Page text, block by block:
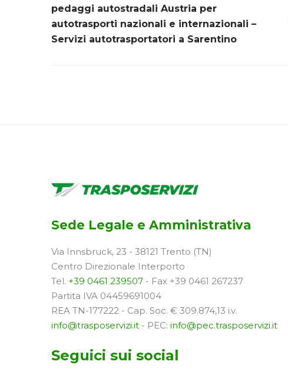
pedaggi autostradali Austria per
autotrasporti nazionali e internazionali –
Servizi autotrasportatori a Sarentino
Sede Legale e Amministrativa
Via Innsbruck, 23 - 38121 Trento (TN)
Centro Direzionale Interporto
Tel. +39 0461 239507 - Fax +39 0461 267237
Partita IVA 04459691004
REA TN-177222 - Cap. Soc. € 309.874,13 i.v.
info@trasposervizi.it - PEC: info@pec.trasposervizi.it
Seguici sui social